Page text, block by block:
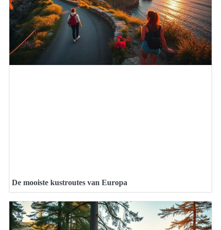
De mooiste kustroutes van Europa